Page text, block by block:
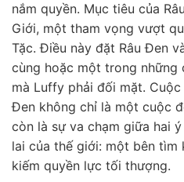
nắm quyền. Mục tiêu của
Giới, một tham vọng vượt
Tặc. Điều này đặt Râu Đen
cùng hoặc một trong những
mà Luffy phải đối mặt.
Đen không chỉ là một cuộc
còn là sự va chạm giữa hai
lai của thế giới: một bên
kiếm quyền lực tối thượng.